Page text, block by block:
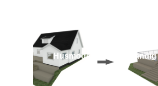
Husmodell 1042 - Utvändig